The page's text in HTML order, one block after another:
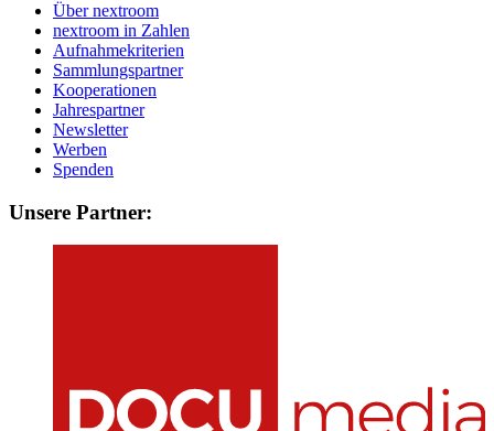
Über nextroom
nextroom in Zahlen
Aufnahmekriterien
Sammlungspartner
Kooperationen
Jahrespartner
Newsletter
Werben
Spenden
Unsere Partner: